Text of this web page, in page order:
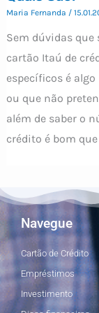
Maria Fernanda /
Sem dúvidas que
cartão Itaú de
específicos é
ou que não
além de saber o
crédito é bom
Navegue
Cartão de Crédito
Empréstimos
Investimento